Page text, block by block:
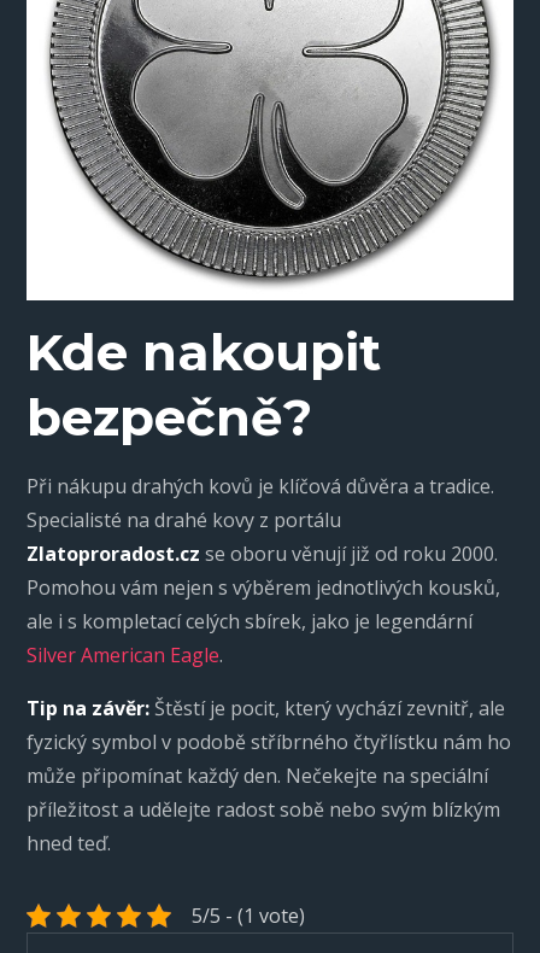
Kde nakoupit
bezpečně?
Při nákupu drahých kovů je klíčová důvěra a tradice.
Specialisté na drahé kovy z portálu
Zlatoproradost.cz se oboru věnují již od roku 2000.
Pomohou vám nejen s výběrem jednotlivých kousků,
ale i s kompletací celých sbírek, jako je legendární
Silver American Eagle.
Tip na závěr: Štěstí je pocit, který vychází zevnitř, ale
fyzický symbol v podobě stříbrného čtyřlístku nám ho
může připomínat každý den. Nečekejte na speciální
příležitost a udělejte radost sobě nebo svým blízkým
hned teď.
5/5 - (1 vote)